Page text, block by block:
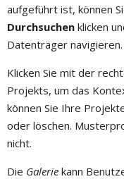
aufgeführt ist, können
Durchsuchen klicken
Datenträger navigieren.
Klicken Sie mit der
Projekts, um das
können Sie Ihre
oder löschen.
nicht.
Die Galerie kann